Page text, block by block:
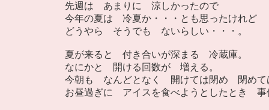
先週は あまりに 涼しかったので
今年の夏は 冷夏か・・・とも思ったけれど
どうやら そうでも ないらしい・・・。
夏が来ると 付き合いが深まる 冷蔵庫。
なにかと 開ける回数が 増える。
今朝も なんどとなく 開けては閉め 閉めて
お昼過ぎに アイスを食べようとしたとき 事